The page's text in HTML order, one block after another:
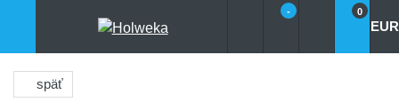
- 0
EUR
späť